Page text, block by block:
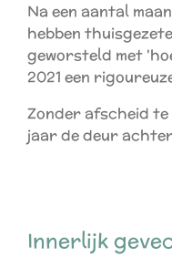
Na een aantal
hebben
geworsteld met
2021 een
Zonder afscheid te
jaar de deur
Innerlijk